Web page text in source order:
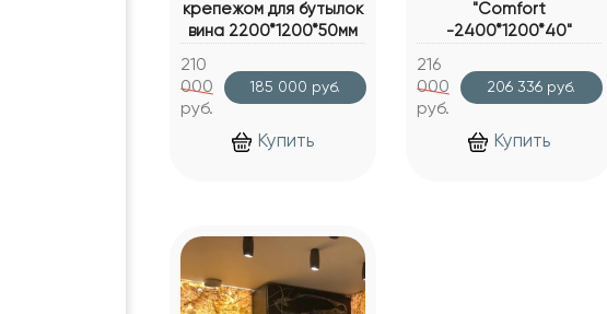
крепежом для бутылок
вина 2200*1200*50мм
210
000
руб.
185 000 руб.
Купить
"Comfort
-2400*1200*40"
216
000
руб.
206 336 руб.
Купить